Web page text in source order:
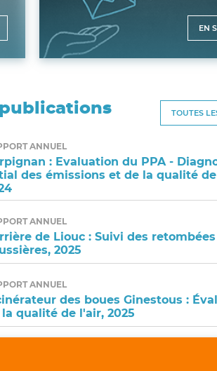
EN
TOUTES
ANNUEL
: Evaluation du PPA -
des émissions et de la qualité
ANNUEL
de Liouc : Suivi des
2025
ANNUEL
des boues Ginestous :
qualité de l'air, 2025